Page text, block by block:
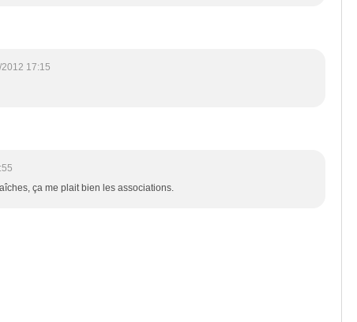
17:15
ça me plait bien les associations.